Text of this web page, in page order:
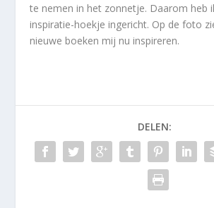
te nemen in het zonnetje. Daarom heb
inspiratie-hoekje ingericht. Op de foto
nieuwe boeken mij nu inspireren.
DELEN: